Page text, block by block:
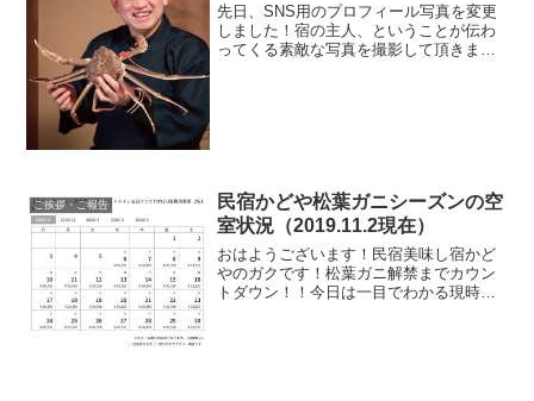
先日、SNS用のプロフィール写真を変更
しました！宿の主人、ということが伝わ
ってくる素敵な写真を撮影して頂きまし
ご挨拶・ご報告
民宿かどや松葉ガニシーズンの空
室状況（2019.11.2現在）
おはようございます！民宿美味し宿かど
やのガクです！松葉ガニ解禁までカウン
トダウン！！今日は一目でわかる現時点